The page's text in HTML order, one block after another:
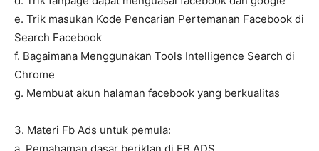
e. Trik masukan Kode Pencarian Pertemanan Facebook di
Search Facebook
f. Bagaimana Menggunakan Tools Intelligence Search di
Chrome
g. Membuat akun halaman facebook yang berkualitas
3. Materi Fb Ads untuk pemula: